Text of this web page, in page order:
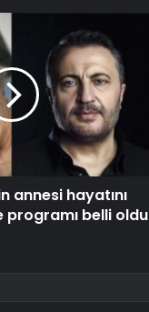
annesi hayatını
belli oldu